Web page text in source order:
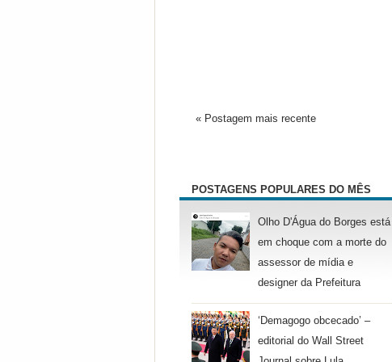
« Postagem mais recente
POSTAGENS POPULARES DO MÊS
Olho D'Água do Borges está
em choque com a morte do
assessor de mídia e
designer da Prefeitura
‘Demagogo obcecado’ –
editorial do Wall Street